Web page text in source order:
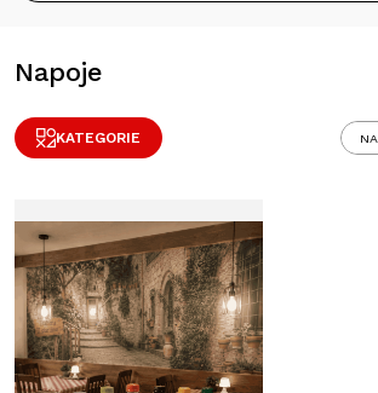
Napoje
KATEGORIE